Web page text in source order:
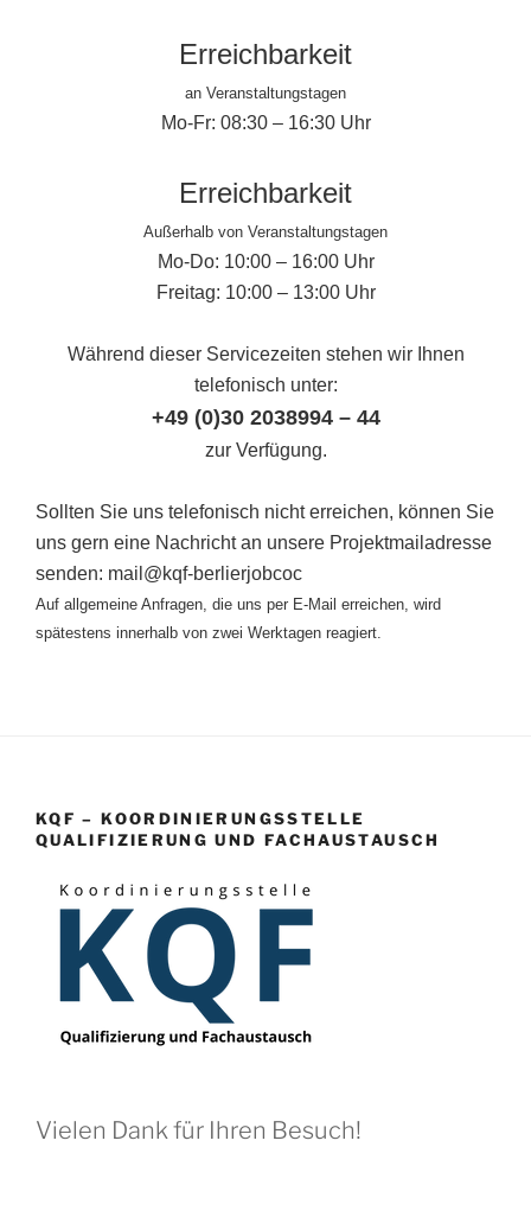
Erreichbarkeit
an Veranstaltungstagen
Mo-Fr: 08:30 – 16:30 Uhr
Erreichbarkeit
Außerhalb von Veranstaltungstagen
Mo-Do: 10:00 – 16:00 Uhr
Freitag: 10:00 – 13:00 Uhr
Während dieser Servicezeiten stehen wir Ihnen
telefonisch unter:
+49 (0)30 2038994 – 44
zur Verfügung.
Sollten Sie uns telefonisch nicht erreichen, können Sie
uns gern eine Nachricht an unsere Projektmailadresse
senden: mail@kqf-berlierjobcoc
Auf allgemeine Anfragen, die uns per E-Mail erreichen, wird
spätestens innerhalb von zwei Werktagen reagiert.
KQF – KOORDINIERUNGSSTELLE
QUALIFIZIERUNG UND FACHAUSTAUSCH
Vielen Dank für Ihren Besuch!